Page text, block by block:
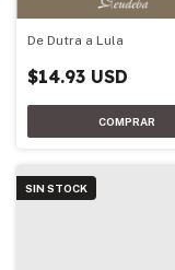
De Dutra a Lula
$14.93 USD
SIN STOCK